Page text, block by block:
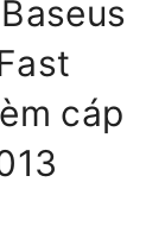
cáp